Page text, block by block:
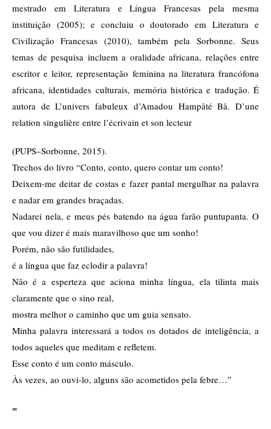
mestrado em Literatura e Língua Francesas pela mesma
instituição (2005); e concluiu o doutorado em Literatura e
Civilização Francesas (2010), também pela Sorbonne. Seus
temas de pesquisa incluem a oralidade africana, relações entre
escritor e leitor, representação feminina na literatura francófona
africana, identidades culturais, memória histórica e tradução. É
autora de L’univers fabuleux d’Amadou Hampâté Bâ. D’une
relation singulière entre l’écrivain et son lecteur
(PUPS–Sorbonne, 2015).
Trechos do livro “Conto, conto, quero contar um conto!
Deixem-me deitar de costas e fazer pantal mergulhar na palavra
e nadar em grandes braçadas.
Nadarei nela, e meus pés batendo na água farão puntupanta. O
que vou dizer é mais maravilhoso que um sonho!
Porém, não são futilidades,
é a língua que faz eclodir a palavra!
Não é a esperteza que aciona minha língua, ela tilinta mais
claramente que o sino real,
mostra melhor o caminho que um guia sensato.
Minha palavra interessará a todos os dotados de inteligência, a
todos aqueles que meditam e refletem.
Esse conto é um conto másculo.
Às vezes, ao ouvi-lo, alguns são acometidos pela febre…”
=